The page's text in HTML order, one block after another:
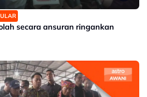
secara ansuran ringankan